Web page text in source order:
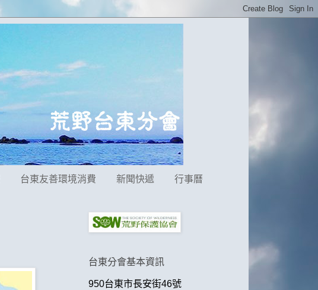
台東友善環境消費 新聞快遞 行事曆
台東分會基本資訊
950台東市長安街46號